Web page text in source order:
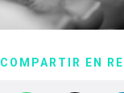
COMPARTIR EN